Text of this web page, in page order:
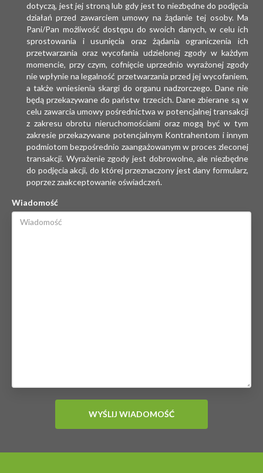
dotyczą, jest jej stroną lub gdy jest to niezbędne do podjęcia
działań przed zawarciem umowy na żądanie tej osoby. Ma
Pani/Pan możliwość dostępu do swoich danych, w celu ich
sprostowania i usunięcia oraz żądania ograniczenia ich
przetwarzania oraz wycofania udzielonej zgody w każdym
momencie, przy czym, cofnięcie uprzednio wyrażonej zgody
nie wpłynie na legalność przetwarzania przed jej wycofaniem,
a także wniesienia skargi do organu nadzorczego. Dane nie
będą przekazywane do państw trzecich. Dane zbierane są w
celu zawarcia umowy pośrednictwa w potencjalnej transakcji
z zakresu obrotu nieruchomościami oraz mogą być w tym
zakresie przekazywane potencjalnym Kontrahentom i innym
podmiotom bezpośrednio zaangażowanym w proces zleconej
transakcji. Wyrażenie zgody jest dobrowolne, ale niezbędne
do podjęcia akcji, do której przeznaczony jest dany formularz,
poprzez zaakceptowanie oświadczeń.
Wiadomość